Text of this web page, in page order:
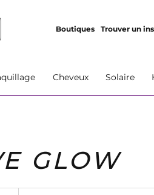
Boutiques Trouver un
Cheveux Solaire
GLOW